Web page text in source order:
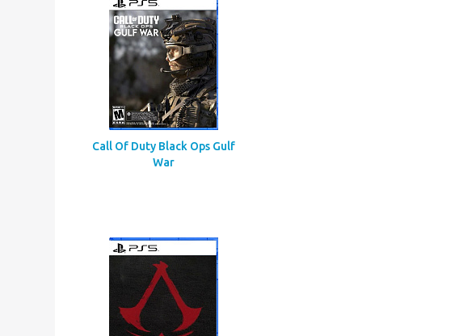
Call Of Duty Black Ops Gulf
War